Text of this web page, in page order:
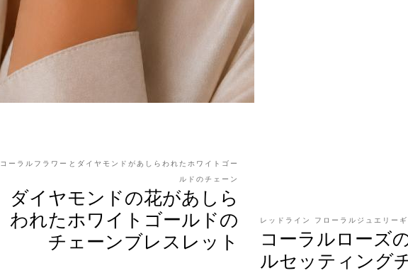
コーラルフラワーとダイヤモンドがあしらわれたホワイトゴー
ルドのチェーン
ダイヤモンドの花があしら
われたホワイトゴールドの
チェーンブレスレット
レッドライン フローラルジュエリー
コーラルローズ
ルセッティング